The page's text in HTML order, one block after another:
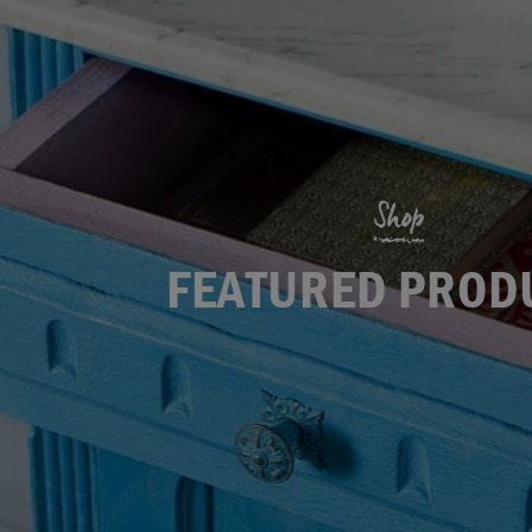
Shop
FEATURED